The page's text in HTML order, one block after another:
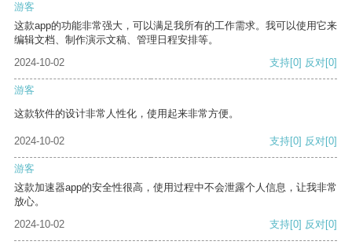
游客
这款app的功能非常强大，可以满足我所有的工作需求。我可以使用它来
编辑文档、制作演示文稿、管理日程安排等。
2024-10-02
支持[0] 反对[0]
游客
这款软件的设计非常人性化，使用起来非常方便。
2024-10-02 支持[0] 反对[0]
游客
这款加速器app的安全性很高，使用过程中不会泄露个人信息，让我非常
放心。
2024-10-02
支持[0] 反对[0]